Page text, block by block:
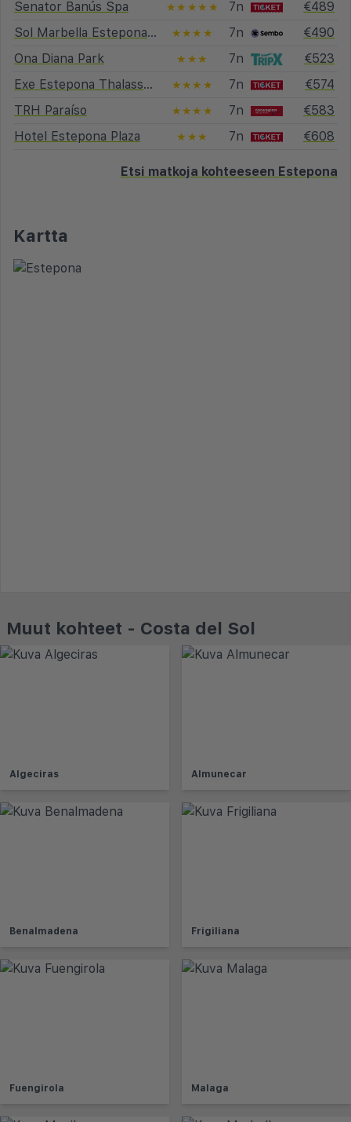
Senator Banús Spa
★★★★★ 7n
€489
Sol Marbella Estepona · Atalaya Park
★★★★ 7n
€490
Ona Diana Park
★★★ 7n
€523
Exe Estepona Thalasso & Spa
★★★★ 7n
€574
TRH Paraíso
★★★★ 7n
€583
Hotel Estepona Plaza
★★★ 7n €608
Etsi matkoja kohteeseen Estepona
Kartta
Muut kohteet - Costa del Sol
Algeciras Almunecar
Benalmadena Frigiliana
Fuengirola Malaga